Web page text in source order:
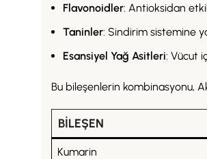
Flavonoidler: Antioksidan
Taninler: Sindirim sistemine
Esansiyel Yağ Asitleri: Vücut
Bu bileşenlerin kombinasyonu,
BILEŞEN
Kumarin